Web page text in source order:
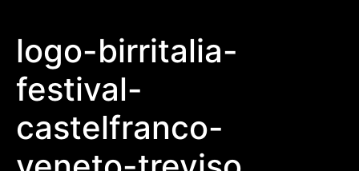
logo-birritalia-
festival-
castelfranco-